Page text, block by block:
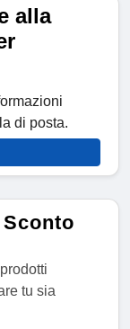
alla
di posta.
tu sia